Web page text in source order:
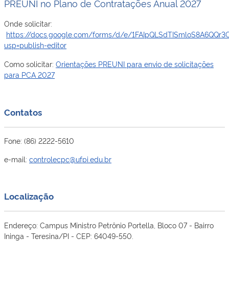
PREUNI no Plano de Contratações Anual 2027
Onde solicitar:
https://docs.google.com/forms/d/e/
usp=publish-editor
Como solicitar: Orientações PREUNI para envio de solicitações
para PCA 2027
Contatos
Fone: (86) 2222-5610
e-mail: controlecpc@ufpi.edu.br
Localização
Endereço: Campus Ministro Petrônio Portella, Bloco 07 - Bairro
Ininga - Teresina/PI - CEP: 64049-550.